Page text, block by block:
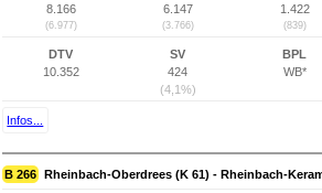
8.166
(6.977)
6.147
(3.766)
1.422
(839)
DTV
10.352
SV
424
(4,1%)
BPL
WB*
Infos...
B 266 Rheinbach-Oberdrees (K 61) - Rheinbach-